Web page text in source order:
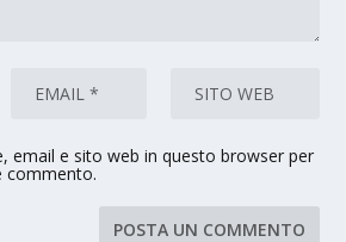
email e sito web in questo browser per
commento.